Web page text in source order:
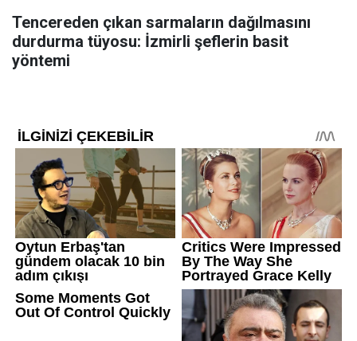
Tencereden çıkan sarmaların dağılmasını
durdurma tüyosu: İzmirli şeflerin basit
yöntemi